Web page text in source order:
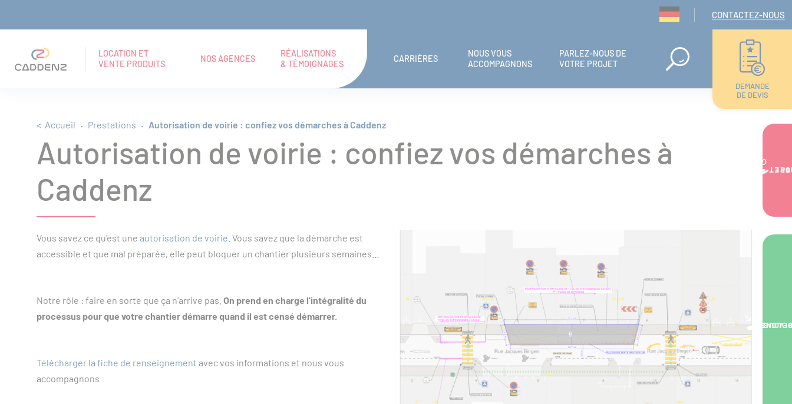
menu
contenu
pied
Navigation
CONTACTEZ-NOUS
LOCATION ET
VENTE PRODUITS
NOS AGENCES
RÉALISATIONS
& TÉMOIGNAGES
CARRIÈRES
NOUS VOUS
ACCOMPAGNONS
PARLEZ-NOUS DE
VOTRE PROJET
DEMANDE
DE DEVIS
EN
TEXTE
Fil d'Ariane
Accueil Prestations Autorisation de voirie : confiez vos démarches à Caddenz
Autorisation de voirie : confiez vos démarches à
Caddenz
Vous savez ce qu'est une autorisation de voirie . Vous savez que la démarche est
accessible et que mal préparée, elle peut bloquer un chantier plusieurs semaines…
Notre rôle : faire en sorte que ça n'arrive pas. On prend en charge l'intégralité du
processus pour que votre chantier démarre quand il est censé démarrer.
Télécharger la fiche de renseignement avec vos informations et nous vous
accompagnons
VOTRE
NOUS VOUS